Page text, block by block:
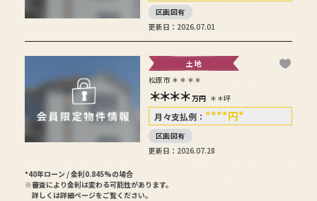
区画図有
更新日：2026.07.01
土地
松原市＊＊＊＊
＊＊＊＊ 万円 ＊＊坪
月々支払例： ****円*
区画図有
更新日：2026.07.28
*40年ローン / 金利0.845%の場合
※審査により金利は変わる可能性があります。
詳しくは詳細ページをご覧ください。